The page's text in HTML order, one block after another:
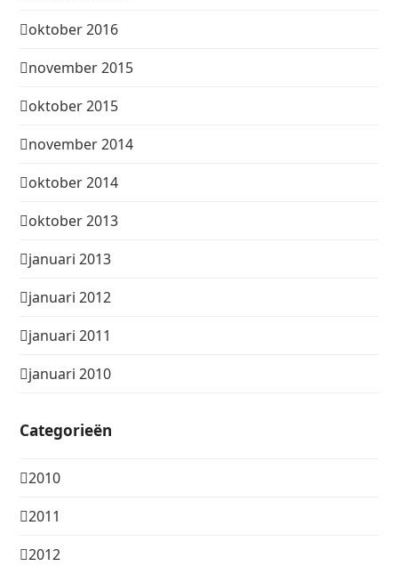
oktober 2016
november 2015
oktober 2015
november 2014
oktober 2014
oktober 2013
januari 2013
januari 2012
januari 2011
januari 2010
Categorieën
2010
2011
2012